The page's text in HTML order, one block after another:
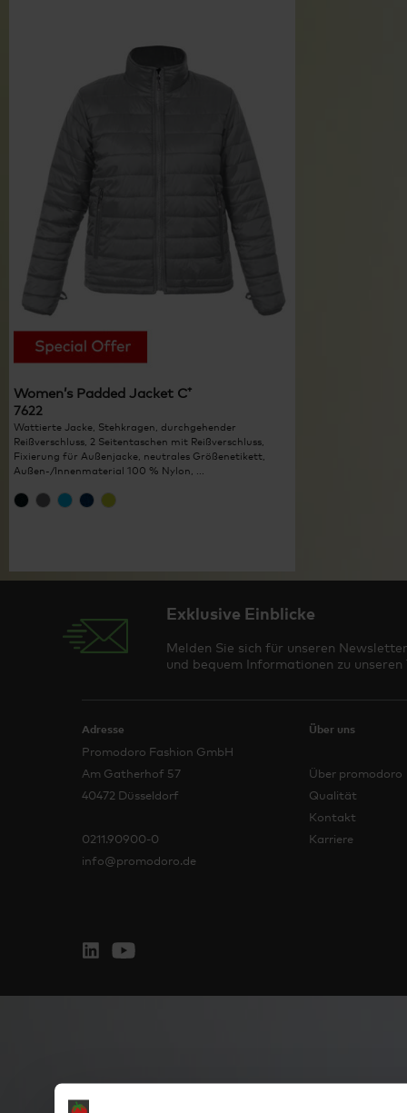
Women’s Padded Jacket C⁺
7622
Wattierte Jacke, Stehkragen, durchgehender
Reißverschluss, 2 Seitentaschen mit Reißverschluss,
Fixierung für Außenjacke, neutrales Größenetikett,
Außen-/Innenmaterial 100 % Nylon, ...
Exklusive Einblicke
Melden Sie sich für unseren
und bequem Informationen zu
Adresse
Promodoro Fashion GmbH
Am Gatherhof 57
40472 Düsseldorf
0211.90900-0
info@promodoro.de
Über uns
Über promodoro
Qualität
Kontakt
Karriere